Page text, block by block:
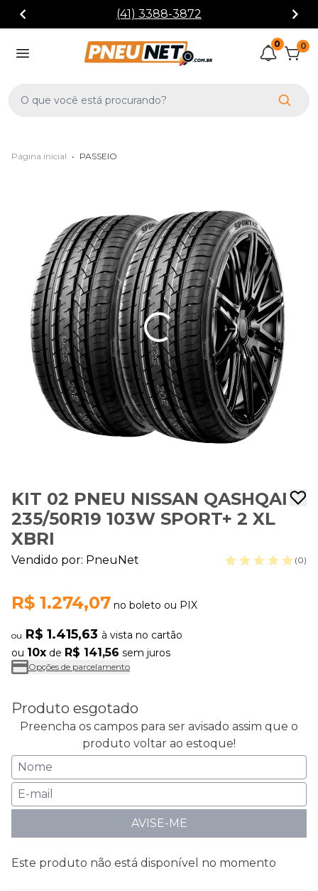
(41) 3388-3872
0 0
Página inicial • PASSEIO
KIT 02 PNEU NISSAN QASHQAI
235/50R19 103W SPORT+ 2 XL
XBRI
Vendido por: PneuNet (0)
R$ 1.274,07 no boleto ou PIX
ou R$ 1.415,63 à vista no cartão
ou 10x de R$ 141,56 sem juros
Opções de parcelamento
Produto esgotado
Preencha os campos para ser avisado assim que o
produto voltar ao estoque!
AVISE-ME
Este produto não está disponível no momento